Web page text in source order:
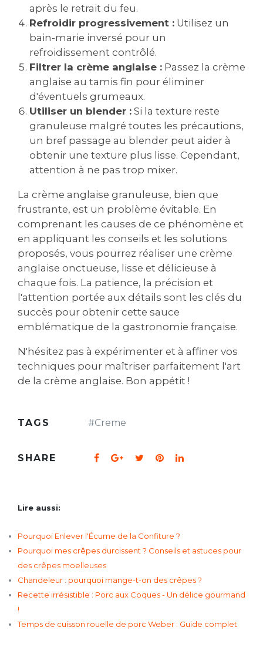
après le retrait du feu.
Refroidir progressivement : Utilisez un
bain-marie inversé pour un
refroidissement contrôlé.
Filtrer la crème anglaise : Passez la crème
anglaise au tamis fin pour éliminer
d'éventuels grumeaux.
Utiliser un blender : Si la texture reste
granuleuse malgré toutes les précautions,
un bref passage au blender peut aider à
obtenir une texture plus lisse. Cependant,
attention à ne pas trop mixer.
La crème anglaise granuleuse, bien que
frustrante, est un problème évitable. En
comprenant les causes de ce phénomène et
en appliquant les conseils et les solutions
proposés, vous pourrez réaliser une crème
anglaise onctueuse, lisse et délicieuse à
chaque fois. La patience, la précision et
l'attention portée aux détails sont les clés du
succès pour obtenir cette sauce
emblématique de la gastronomie française.
N'hésitez pas à expérimenter et à affiner vos
techniques pour maîtriser parfaitement l'art
de la crème anglaise. Bon appétit !
TAGS #Creme
SHARE
Lire aussi:
Pourquoi Enlever l'Écume de la Confiture ?
Pourquoi mes crêpes durcissent ? Conseils et astuces pour
des crêpes moelleuses
Chandeleur : pourquoi mange-t-on des crêpes ?
Recette irrésistible : Porc aux Coques - Un délice gourmand
!
Temps de cuisson rouelle de porc Weber : Guide complet